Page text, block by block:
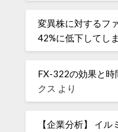
変異株に対するフ
42%に低下してし
FX-322の効果と時
クス
より
【企業分析】 イ